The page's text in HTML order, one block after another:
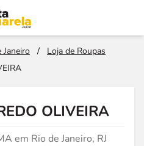
Janeiro /
Loja de Roupas
OLIVEIRA
em Rio de Janeiro, RJ